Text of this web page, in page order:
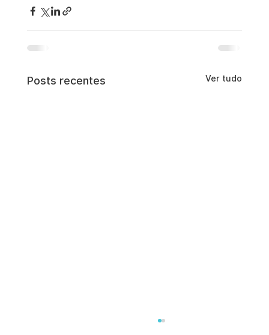
Posts recentes Ver tudo